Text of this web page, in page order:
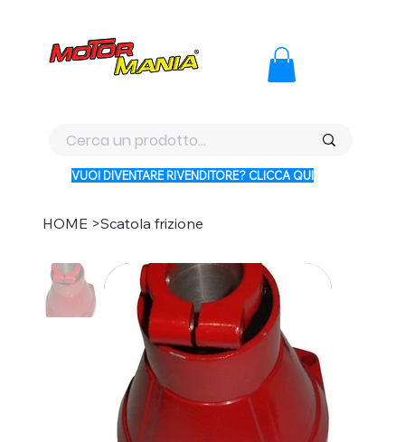
VUOI DIVENTARE RIVENDITORE? CLICCA QUI
HOME >Scatola frizione